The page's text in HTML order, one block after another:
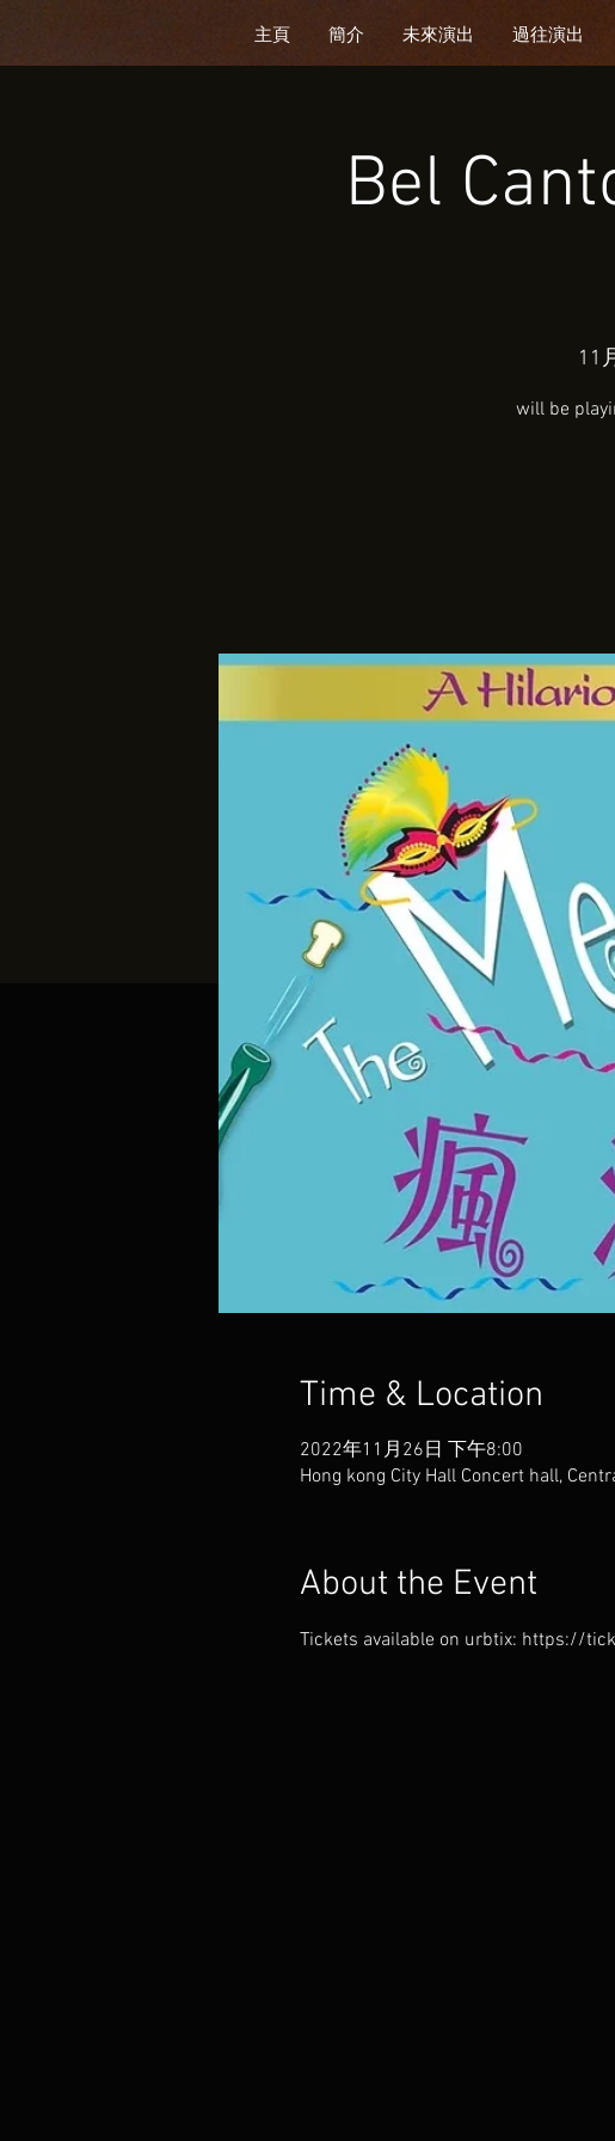
主頁 簡介 未來演出 過往演出
Bel
11
will be
Time & Location
2022年11月26日 下午8:00
Hong kong City Hall Concert hall,
About the Event
Tickets available on urbtix: https://